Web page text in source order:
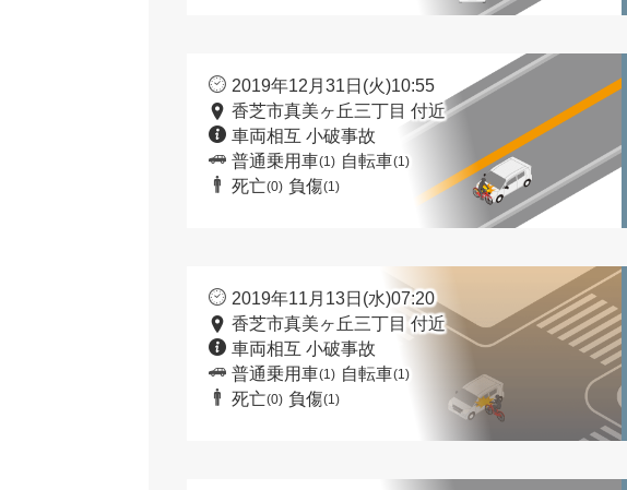
2019年12月31日(火)10:55
香芝市真美ヶ丘三丁目 付近
車両相互 小破事故
普通乗用車(1) 自転車(1)
死亡(0) 負傷(1)
2019年11月13日(水)07:20
香芝市真美ヶ丘三丁目 付近
車両相互 小破事故
普通乗用車(1) 自転車(1)
死亡(0) 負傷(1)